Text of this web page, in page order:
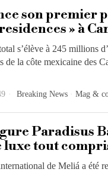
son
» à
s’élève à 245 millions
de la côte mexicaine des
Breaking News · Mag &
Paradisus
tout
de Meliá a été